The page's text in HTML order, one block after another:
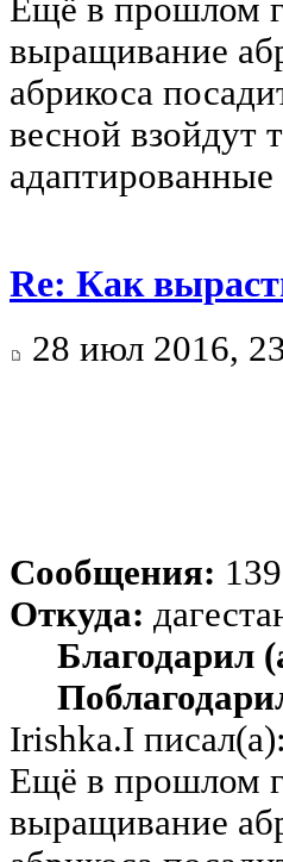
Ещё в прошлом
выращивание
абрикоса
весной взойдут
Re: Как
28 июл 2016,
Сообщения:
Откуда:
Благодарил
Irishka.I писал(а):
Ещё в прошлом
выращивание